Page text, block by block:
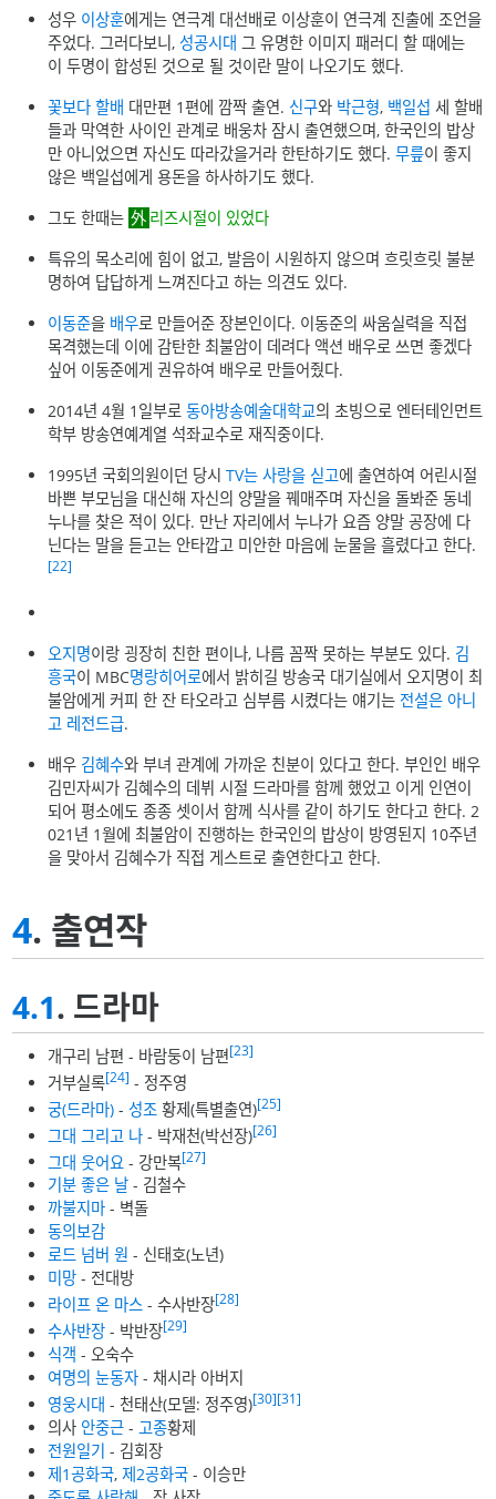
성우 이상훈에게는 연극계 대선배로 이상훈이 연극계 진출에 조언을
주었다. 그러다보니,성공시대 그 유명한 이미지 패러디 할 때에는
이 두명이 합성된 것으로 될 것이란 말이 나오기도 했다.
꽃보다 할배 대만편 1편에 깜짝 출연. 신구와 박근형, 백일섭 세 할배
들과 막역한 사이인 관계로 배웅차 잠시 출연했으며, 한국인의 밥상
만 아니었으면 자신도 따라갔을거라 한탄하기도 했다.무릎이 좋지
않은 백일섭에게 용돈을 하사하기도 했다.
그도 한때는
리즈시절이 있었다
특유의 목소리에 힘이 없고, 발음이 시원하지 않으며 흐릿흐릿 불분
명하여 답답하게 느껴진다고 하는 의견도 있다.
이동준을 배우로 만들어준 장본인이다. 이동준의 싸움실력을 직접
목격했는데 이에 감탄한 최불암이 데려다 액션 배우로 쓰면 좋겠다
싶어 이동준에게 권유하여 배우로 만들어줬다.
2014년 4월 1일부로동아방송예술대학교의 초빙으로 엔터테인먼트
학부 방송연예계열 석좌교수로 재직중이다.
1995년 국회의원이던 당시TV는 사랑을 싣고에 출연하여 어린시절
바쁜 부모님을 대신해 자신의 양말을 꿰매주며 자신을 돌봐준 동네
누나를 찾은 적이 있다. 만난 자리에서 누나가 요즘 양말 공장에 다
닌다는 말을 듣고는 안타깝고 미안한 마음에 눈물을 흘렸다고 한다.
[22]
오지명이랑 굉장히 친한 편이나, 나름 꼼짝 못하는 부분도 있다. 김
흥국이 MBC명랑히어로에서 밝히길 방송국 대기실에서 오지명이 최
불암에게 커피 한 잔 타오라고 심부름 시켰다는 얘기는 전설은 아니
고 레전드급.
배우 김혜수와 부녀 관계에 가까운 친분이 있다고 한다. 부인인 배우
김민자씨가 김혜수의 데뷔 시절 드라마를 함께 했었고 이게 인연이
되어 평소에도 종종 셋이서 함께 식사를 같이 하기도 한다고 한다. 2
021년 1월에 최불암이 진행하는 한국인의 밥상이 방영된지 10주년
을 맞아서 김혜수가 직접 게스트로 출연한다고 한다.
4. 출연작
4.1. 드라마
개구리 남편 - 바람둥이 남편[23]
거부실록[24] - 정주영
궁(드라마) -성조 황제(특별출연)[25]
그대 그리고 나 - 박재천(박선장)[26]
그대 웃어요 - 강만복[27]
기분 좋은 날 - 김철수
까불지마 - 벽돌
동의보감
로드 넘버 원 - 신태호(노년)
미망 - 전대방
라이프 온 마스 - 수사반장[28]
수사반장 - 박반장[29]
식객 - 오숙수
여명의 눈동자 - 채시라 아버지
영웅시대 - 천태산(모델: 정주영)[30][31]
의사 안중근 - 고종황제
전원일기 - 김회장
제1공화국,제2공화국 - 이승만